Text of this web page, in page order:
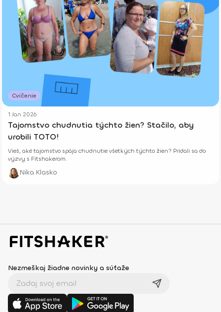
Cvičenie
1 Jan 2026
Tajomstvo chudnutia týchto žien? Stačilo, aby
urobili TOTO!
Vieš, aké tajomstvo spája chudnutie všetkých týchto žien? Pridali sa do
výzvy s Fitshakerom.
Nika Klasko
Nezmeškaj žiadne novinky a súťaže